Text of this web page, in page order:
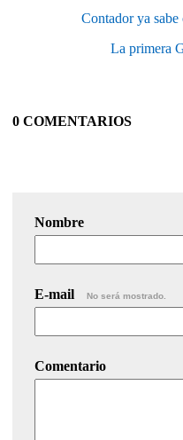
Contador ya
La primera
0 COMENTARIOS
Nombre
E-mail No será mostrado.
Comentario